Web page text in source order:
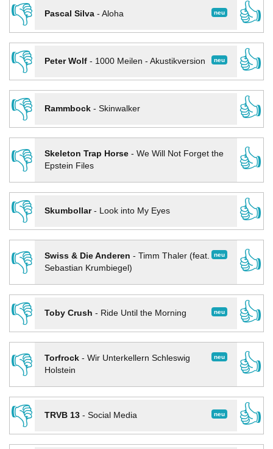
👎
neu
Pascal Silva- Aloha
👍
👎
neu
Peter Wolf- 1000 Meilen - Akustikversion
👍
👎
Rammbock- Skinwalker
👍
👎
Skeleton Trap Horse- We Will Not Forget the
Epstein Files
👍
👎
Skumbollar- Look into My Eyes
👍
👎
neu
Swiss & Die Anderen - Timm Thaler (feat.
Sebastian Krumbiegel)
👍
👎
neu
Toby Crush - Ride Until the Morning
👍
👎
neu
Torfrock- Wir Unterkellern Schleswig
Holstein
👍
👎
neu
TRVB 13- Social Media
👍